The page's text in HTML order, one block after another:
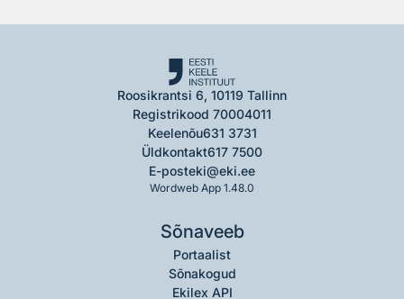
Roosikrantsi 6, 10119 Tallinn
Registrikood 70004011
Keelenõu631 3731
Üldkontakt617 7500
E-posteki@eki.ee
Wordweb App 1.48.0
Sõnaveeb
Portaalist
Sõnakogud
Ekilex API